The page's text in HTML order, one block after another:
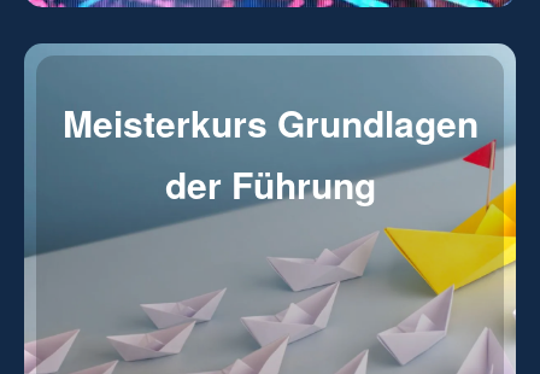
Meisterkurs Grundlagen
der Führung